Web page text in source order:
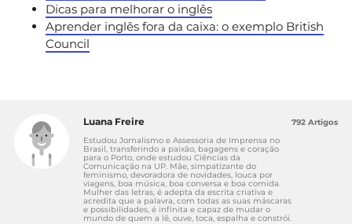
Dicas para melhorar o inglês
Aprender inglês fora da caixa: o exemplo British
Council
Luana Freire
Estudou Jornalismo e Assessoria de Imprensa no
Brasil, transferindo a paixão, bagagens e coração
para o Porto, onde estudou Ciências da
Comunicação na UP. Mãe, simpatizante do
feminismo, devoradora de novidades, louca por
viagens, boa música, boa conversa e boa comida.
Mulher das letras, é adepta da escrita criativa e
acredita que a palavra, com todas as suas máscaras
e possibilidades, é infinita e capaz de mudar o
mundo de quem a lê, ouve, toca, espalha e constrói.
792 Artigos